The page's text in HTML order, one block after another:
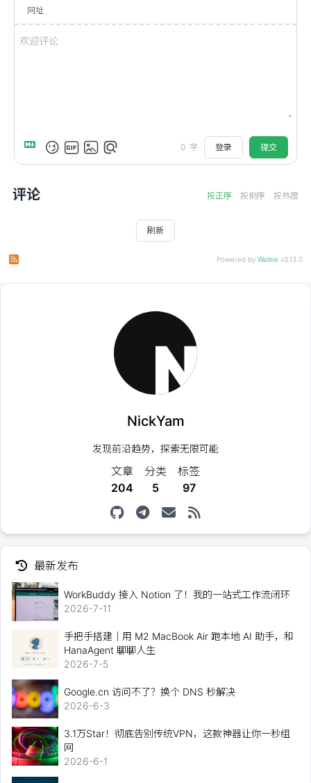
网址
0 字 登录 提交
评论 按正序 按倒序 按热度
刷新
Powered by Waline v3.13.0
NickYam
发现前沿趋势，探索无限可能
文章
204
分类
5
标签
97
最新发布
WorkBuddy 接入 Notion 了！我的一站式工作流闭环
2026-7-11
手把手搭建｜用 M2 MacBook Air 跑本地 AI 助手，和
HanaAgent 聊聊人生
2026-7-5
Google.cn 访问不了？换个 DNS 秒解决
2026-6-3
3.1万Star！彻底告别传统VPN，这款神器让你一秒组
网
2026-6-1